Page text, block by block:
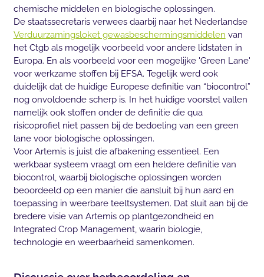
chemische middelen en biologische oplossingen.
De staatssecretaris verwees daarbij naar het Nederlandse
Verduurzamingsloket gewasbeschermingsmiddelen van
het Ctgb als mogelijk voorbeeld voor andere lidstaten in
Europa. En als voorbeeld voor een mogelijke 'Green Lane'
voor werkzame stoffen bij EFSA. Tegelijk werd ook
duidelijk dat de huidige Europese definitie van “biocontrol”
nog onvoldoende scherp is. In het huidige voorstel vallen
namelijk ook stoffen onder de definitie die qua
risicoprofiel niet passen bij de bedoeling van een green
lane voor biologische oplossingen.
Voor Artemis is juist die afbakening essentieel. Een
werkbaar systeem vraagt om een heldere definitie van
biocontrol, waarbij biologische oplossingen worden
beoordeeld op een manier die aansluit bij hun aard en
toepassing in weerbare teeltsystemen. Dat sluit aan bij de
bredere visie van Artemis op plantgezondheid en
Integrated Crop Management, waarin biologie,
technologie en weerbaarheid samenkomen.